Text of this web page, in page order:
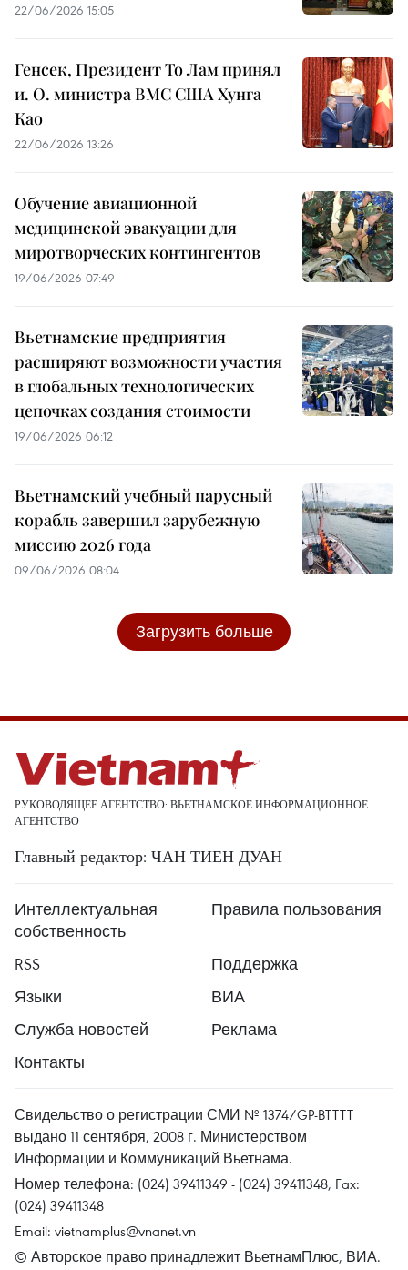
22/06/2026 15:05
Генсек, Президент То Лам принял
и. О. министра ВМС США Хунга
Као
22/06/2026 13:26
Обучение авиационной
медицинской эвакуации для
миротворческих контингентов
19/06/2026 07:49
Вьетнамские предприятия
расширяют возможности участия
в глобальных технологических
цепочках создания стоимости
19/06/2026 06:12
Вьетнамский учебный парусный
корабль завершил зарубежную
миссию 2026 года
09/06/2026 08:04
Загрузить больше
РУКОВОДЯЩЕЕ АГЕНТСТВО: ВЬЕТНАМСКОЕ ИНФОРМАЦИОННОЕ
АГЕНТСТВО
Главный редактор: ЧАН ТИЕН ДУАН
Интеллектуальная
собственность
Правила пользования
RSS
Поддержка
Языки
ВИА
Служба новостей
Реклама
Контакты
Свидельство о регистрации СМИ № 1374/GP-BTTTT
выдано 11 сентября, 2008 г. Министерством
Информации и Коммуникаций Вьетнама.
Номер телефона: (024) 39411349 - (024) 39411348, Fax:
(024) 39411348
Email: vietnamplus@vnanet.vn
© Авторское право принадлежит ВьетнамПлюс, ВИА.